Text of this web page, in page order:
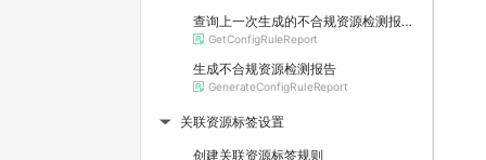
查询上一次生成的不合规资源检测报告的基本信息
GetConfigRuleReport
生成不合规资源检测报告
GenerateConfigRuleReport
▶ 关联资源标签设置
创建关联资源标签规则